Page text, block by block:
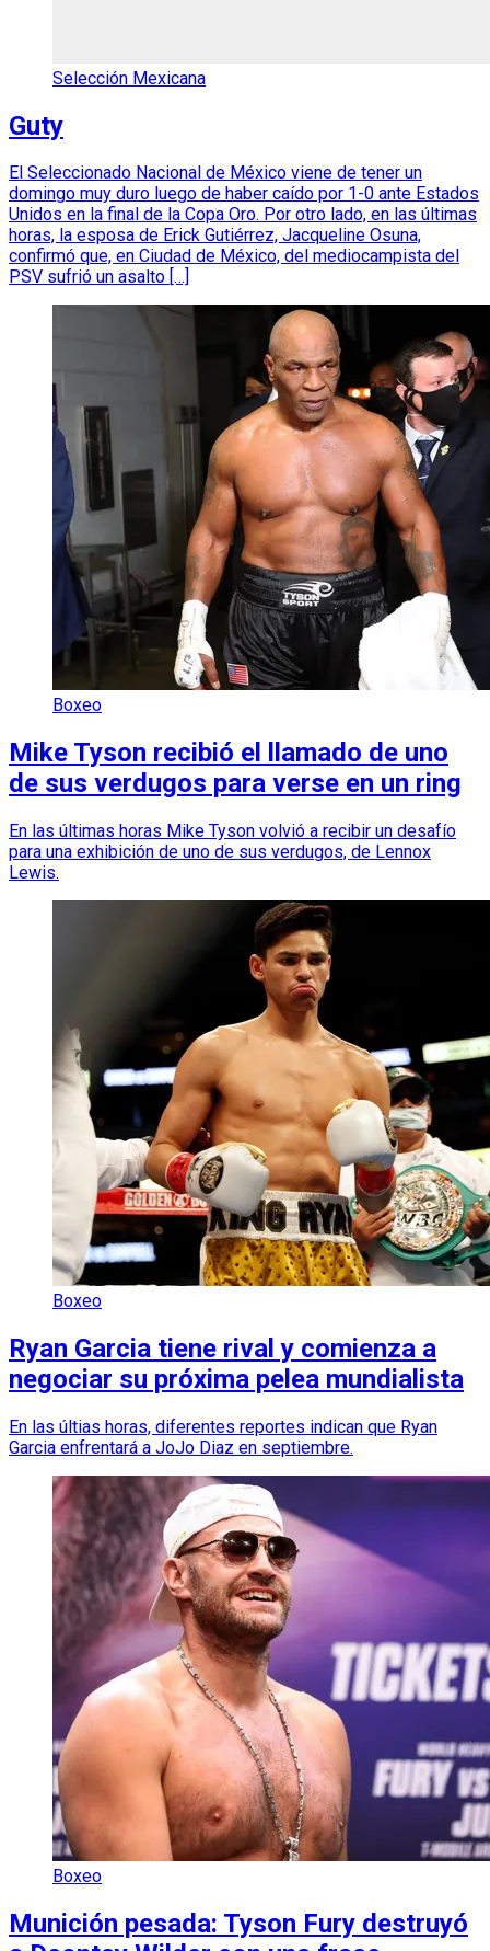
Selección Mexicana
Guty
El Seleccionado Nacional de México viene de tener un
domingo muy duro luego de haber caído por 1-0 ante Estados
Unidos en la final de la Copa Oro. Por otro lado, en las últimas
horas, la esposa de Erick Gutiérrez, Jacqueline Osuna,
confirmó que, en Ciudad de México, del mediocampista del
PSV sufrió un asalto […]
Boxeo
Mike Tyson recibió el llamado de uno
de sus verdugos para verse en un ring
En las últimas horas Mike Tyson volvió a recibir un desafío
para una exhibición de uno de sus verdugos, de Lennox
Lewis.
Boxeo
Ryan Garcia tiene rival y comienza a
negociar su próxima pelea mundialista
En las últias horas, diferentes reportes indican que Ryan
Garcia enfrentará a JoJo Diaz en septiembre.
Boxeo
Munición pesada: Tyson Fury destruyó